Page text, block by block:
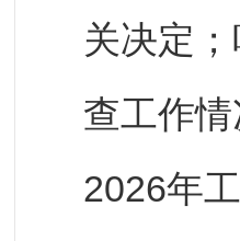
关决定
查工作
2026年